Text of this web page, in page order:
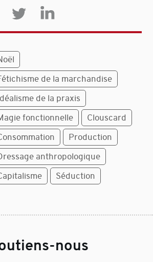
de la marchandise
de la praxis
fonctionnelle
Clouscard
Production
anthropologique
Séduction
nous